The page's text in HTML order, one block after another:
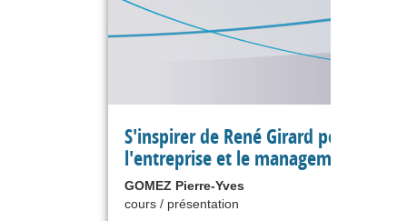
S'inspirer de René Girard pour
l'entreprise et le management
GOMEZ Pierre-Yves
cours / présentation